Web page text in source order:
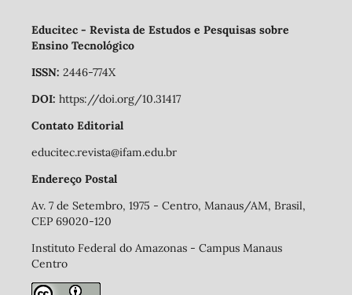
Educitec - Revista de Estudos e Pesquisas sobre
Ensino Tecnológico
ISSN: 2446-774X
DOI: https://doi.org/10.31417
Contato Editorial
educitec.revista@ifam.edu.br
Endereço Postal
Av. 7 de Setembro, 1975 - Centro, Manaus/AM, Brasil,
CEP 69020-120
Instituto Federal do Amazonas - Campus Manaus
Centro